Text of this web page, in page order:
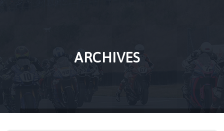
ARCHIVES